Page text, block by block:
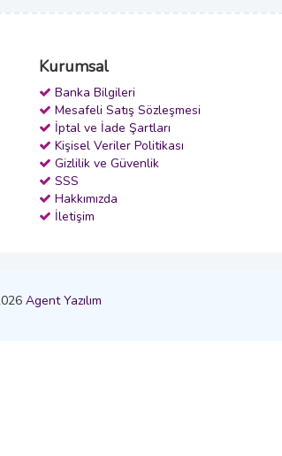
Kurumsal
Banka Bilgileri
Mesafeli Satış Sözleşmesi
İptal ve İade Şartları
Kişisel Veriler Politikası
Gizlilik ve Güvenlik
SSS
Hakkımızda
İletişim
Agent Yazılım